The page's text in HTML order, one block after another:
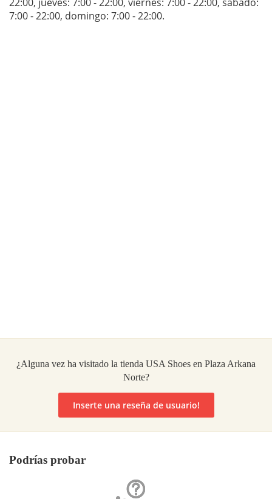
7:00 - 22:00, domingo: 7:00 - 22:00.
¿Alguna vez ha visitado la tienda USA Shoes en Plaza Arkana
Norte?
Inserte una reseña de usuario!
Podrías probar